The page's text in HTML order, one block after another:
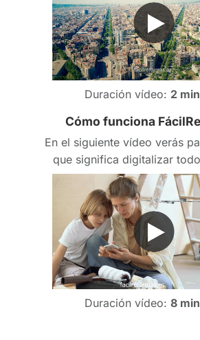
Duración vídeo: 2
Cómo funciona
En el siguiente vídeo verás
que significa digitalizar
Duración vídeo: 8